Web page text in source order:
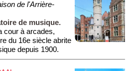
de l'Arrière-
de musique.
cour à arcades,
du 16e siècle abrite
depuis 1900.